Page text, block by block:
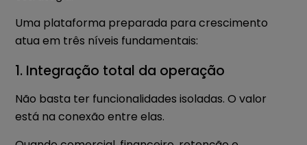
Uma plataforma preparada para crescimento
atua em três níveis fundamentais:
1. Integração total da operação
Não basta ter funcionalidades isoladas. O valor
está na conexão entre elas.